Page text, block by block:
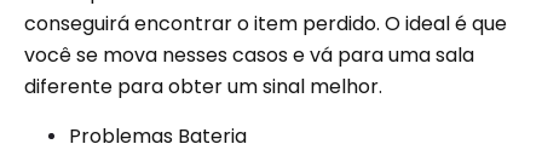
conseguirá encontrar o item perdido. O ideal é que
você se mova nesses casos e vá para uma sala
diferente para obter um sinal melhor.
Problemas Bateria